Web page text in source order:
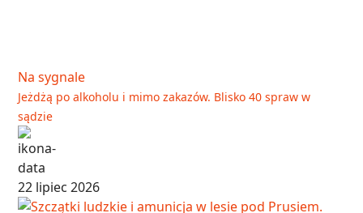
Na sygnale
Jeżdżą po alkoholu i mimo zakazów. Blisko 40 spraw w
sądzie
22 lipiec 2026